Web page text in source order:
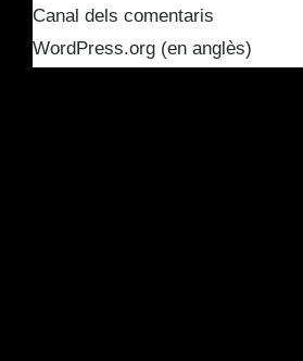
Canal dels comentaris
WordPress.org (en anglès)